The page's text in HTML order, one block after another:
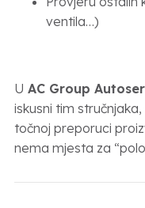
ventila…)
U AC Group
iskusni tim
točnoj preporuci
nema mjesta za